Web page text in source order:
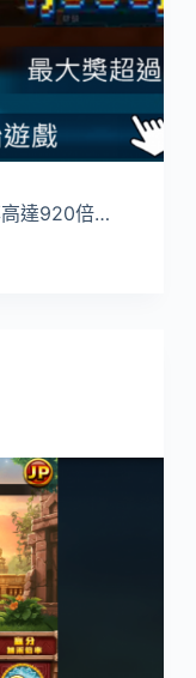
高達920倍…